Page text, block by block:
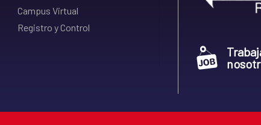
Campus Virtual
Registro y Control